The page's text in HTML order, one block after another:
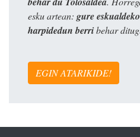
esku artean: gure
harpidedun berribehar
EGIN ATARIKIDE!